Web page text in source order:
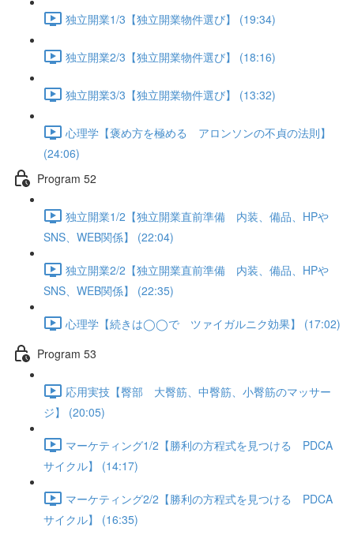
独立開業1/3【独立開業物件選び】 (19:34)
独立開業2/3【独立開業物件選び】 (18:16)
独立開業3/3【独立開業物件選び】 (13:32)
心理学【褒め方を極める アロンソンの不貞の法則】
(24:06)
Program 52
独立開業1/2【独立開業直前準備 内装、備品、HPや
SNS、WEB関係】 (22:04)
独立開業2/2【独立開業直前準備 内装、備品、HPや
SNS、WEB関係】 (22:35)
心理学【続きは◯◯で ツァイガルニク効果】 (17:02)
Program 53
応用実技【臀部 大臀筋、中臀筋、小臀筋のマッサー
ジ】 (20:05)
マーケティング1/2【勝利の方程式を見つける PDCA
サイクル】 (14:17)
マーケティング2/2【勝利の方程式を見つける PDCA
サイクル】 (16:35)